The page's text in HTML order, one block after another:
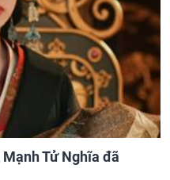
Tử Nghĩa đã